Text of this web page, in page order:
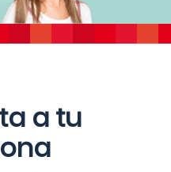
a tu